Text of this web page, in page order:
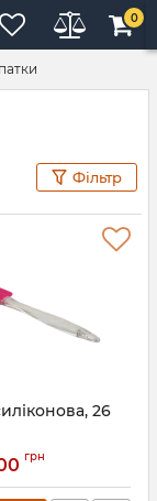
0
Фільтр
26
грн